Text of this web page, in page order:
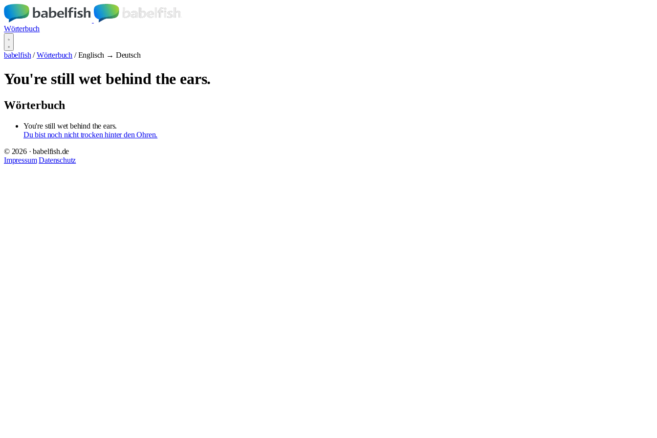
Wörterbuch
babelfish / Wörterbuch / Englisch → Deutsch
You're still wet behind the ears.
Wörterbuch
You're still wet behind the ears.
Du bist noch nicht trocken hinter den Ohren.
© 2026 · babelfish.de
Impressum Datenschutz